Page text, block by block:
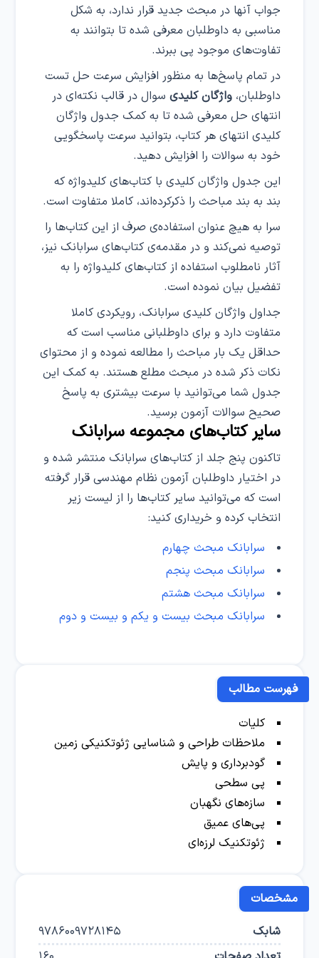
جواب آنها در مبحث جدید قرار ندارد، به شکل
مناسبی به داوطلبان معرفی شده تا بتوانند به
تفاوت‌های موجود پی ببرند.
در تمام پاسخ‌ها به منظور افزایش سرعت حل تست
داوطلبان،واژگان کلیدی سوال در قالب نکته‌ای در
انتهای حل معرفی شده تا به کمک جدول واژگان
کلیدی انتهای هر کتاب، بتوانید سرعت پاسخگویی
خود به سوالات را افزایش دهید.
این جدول واژگان کلیدی با کتاب‌های کلیدواژه که
بند به بند مباحث را ذکر‌کرده‌اند، کاملا متفاوت است.
سرا به هیچ عنوان استفاده‌ی صرف از این کتاب‌ها را
توصیه نمی‌کند و در مقدمه‌ی کتاب‌های سرابانک نیز،
آثار نامطلوب استفاده از کتاب‌های کلیدواژه را به
تفضیل بیان نموده است.
جداول واژگان کلیدی سرابانک، رویکردی کاملا
متفاوت دارد و برای داوطلبانی مناسب است که
حداقل یک بار مباحث را مطالعه نموده و از محتوای
نکات ذکر شده در مبحث مطلع هستند. به کمک این
جدول شما می‌توانید با سرعت بیشتری به پاسخ
صحیح سوالات آزمون برسید.
سایر کتاب‌های مجموعه سرابانک
تاکنون پنج جلد از کتاب‌های سرابانک منتشر شده و
در اختیار داوطلبان آزمون نظام مهندسی قرار گرفته
است که می‌توانید سایر کتاب‌ها را از لیست زیر
انتخاب کرده و خریداری کنید:
سرابانک مبحث چهارم
سرابانک مبحث پنجم
سرابانک مبحث هشتم
سرابانک مبحث بیست و یکم و بیست و دوم
فهرست مطالب
کلیات
ملاحظات طراحی و شناسایی ژئوتکنیکی زمین
گودبرداری و پایش
پی سطحی
سازه‌های نگهبان
پی‌های عمیق
ژئوتکنیک لرزه‌ای
مشخصات
شابک
9786009728145